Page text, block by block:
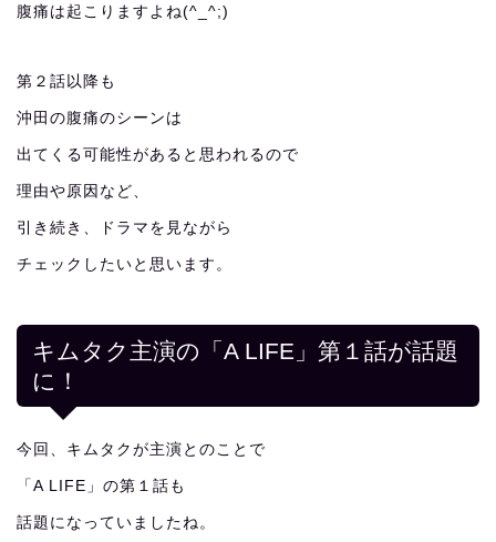
腹痛は起こりますよね(^_^;)
第２話以降も
沖田の腹痛のシーンは
出てくる可能性があると思われるので
理由や原因など、
引き続き、ドラマを見ながら
チェックしたいと思います。
キムタク主演の「A LIFE」第１話が話題
に！
今回、キムタクが主演とのことで
「A LIFE」の第１話も
話題になっていましたね。